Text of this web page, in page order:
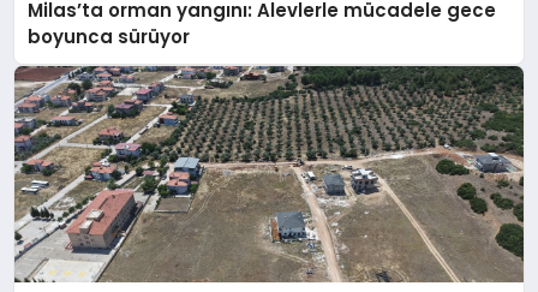
Milas’ta orman yangını: Alevlerle mücadele gece
boyunca sürüyor